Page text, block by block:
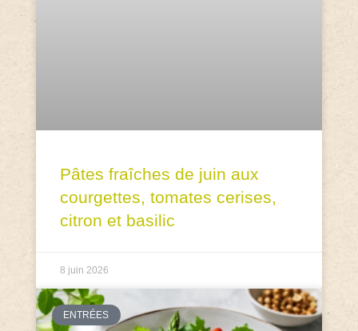
Pâtes fraîches de juin aux
courgettes, tomates cerises,
citron et basilic
8 juin 2026
ENTRÉES